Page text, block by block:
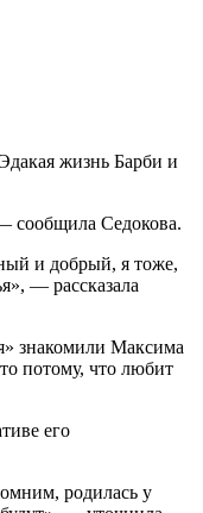
жизнь Барби и
сообщила Седокова.
и добрый, я тоже,
— рассказала
знакомили Максима
потому, что любит
его
родилась у